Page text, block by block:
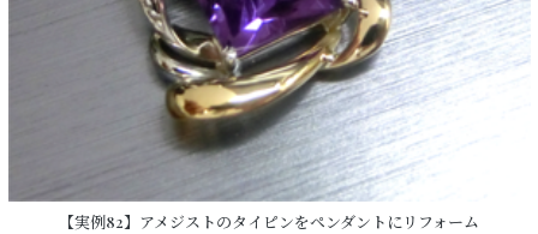
【実例82】アメジストのタイピンをペンダントにリフォーム